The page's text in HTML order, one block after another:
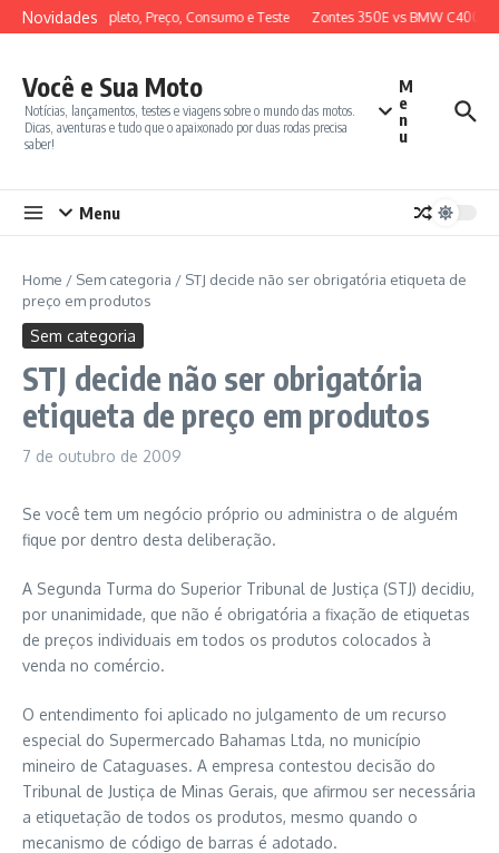
Ir para o conteúdo
Novidades
Review Completo, Preço, Consumo e Teste Zontes 350E vs BMW C400X:
Você e Sua Moto
Notícias, lançamentos, testes e viagens sobre o mundo das motos.
Dicas, aventuras e tudo que o apaixonado por duas rodas precisa
saber!
M
e
n
u
Menu
Home / Sem categoria / STJ decide não ser obrigatória etiqueta de
preço em produtos
Sem categoria
STJ decide não ser obrigatória
etiqueta de preço em produtos
7 de outubro de 2009
Se você tem um negócio próprio ou administra o de alguém
fique por dentro desta deliberação.
A Segunda Turma do Superior Tribunal de Justiça (STJ) decidiu,
por unanimidade, que não é obrigatória a fixação de etiquetas
de preços individuais em todos os produtos colocados à
venda no comércio.
O entendimento foi aplicado no julgamento de um recurso
especial do Supermercado Bahamas Ltda, no município
mineiro de Cataguases. A empresa contestou decisão do
Tribunal de Justiça de Minas Gerais, que afirmou ser necessária
a etiquetação de todos os produtos, mesmo quando o
mecanismo de código de barras é adotado.